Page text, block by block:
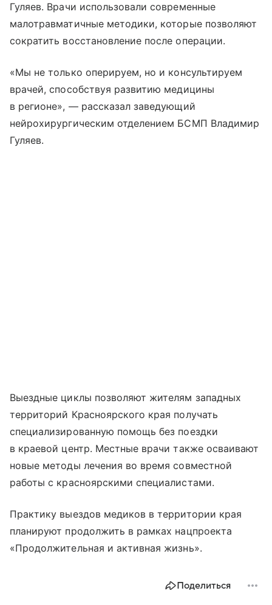
Гуляев. Врачи использовали современные
малотравматичные методики, которые позволяют
сократить восстановление после операции.
«Мы не только оперируем, но и консультируем
врачей, способствуя развитию медицины
в регионе», — рассказал заведующий
нейрохирургическим отделением БСМП Владимир
Гуляев.
Выездные циклы позволяют жителям западных
территорий Красноярского края получать
специализированную помощь без поездки
в краевой центр. Местные врачи также осваивают
новые методы лечения во время совместной
работы с красноярскими специалистами.
Практику выездов медиков в территории края
планируют продолжить в рамках нацпроекта
«Продолжительная и активная жизнь».
Поделиться